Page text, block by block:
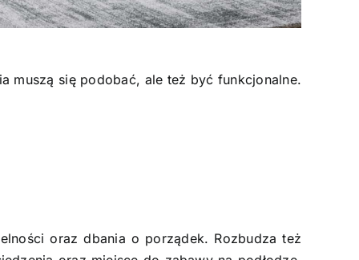
muszą się podobać, ale też być funkcjonalne.
oraz dbania o porządek. Rozbudza też